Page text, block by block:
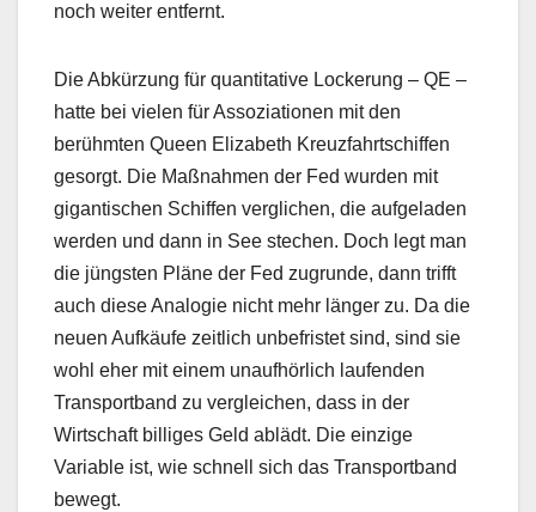
noch weiter entfernt.
Die Abkürzung für quantitative Lockerung – QE –
hatte bei vielen für Assoziationen mit den
berühmten Queen Elizabeth Kreuzfahrtschiffen
gesorgt. Die Maßnahmen der Fed wurden mit
gigantischen Schiffen verglichen, die aufgeladen
werden und dann in See stechen. Doch legt man
die jüngsten Pläne der Fed zugrunde, dann trifft
auch diese Analogie nicht mehr länger zu. Da die
neuen Aufkäufe zeitlich unbefristet sind, sind sie
wohl eher mit einem unaufhörlich laufenden
Transportband zu vergleichen, dass in der
Wirtschaft billiges Geld ablädt. Die einzige
Variable ist, wie schnell sich das Transportband
bewegt.